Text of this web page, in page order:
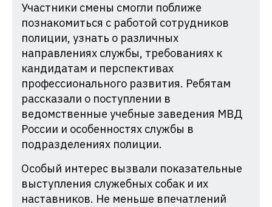
Участники смены смогли поближе
познакомиться с работой сотрудников
полиции, узнать о различных
направлениях службы, требованиях к
кандидатам и перспективах
профессионального развития. Ребятам
рассказали о поступлении в
ведомственные учебные заведения МВД
России и особенностях службы в
подразделениях полиции.
Особый интерес вызвали показательные
выступления служебных собак и их
наставников. Не меньше впечатлений